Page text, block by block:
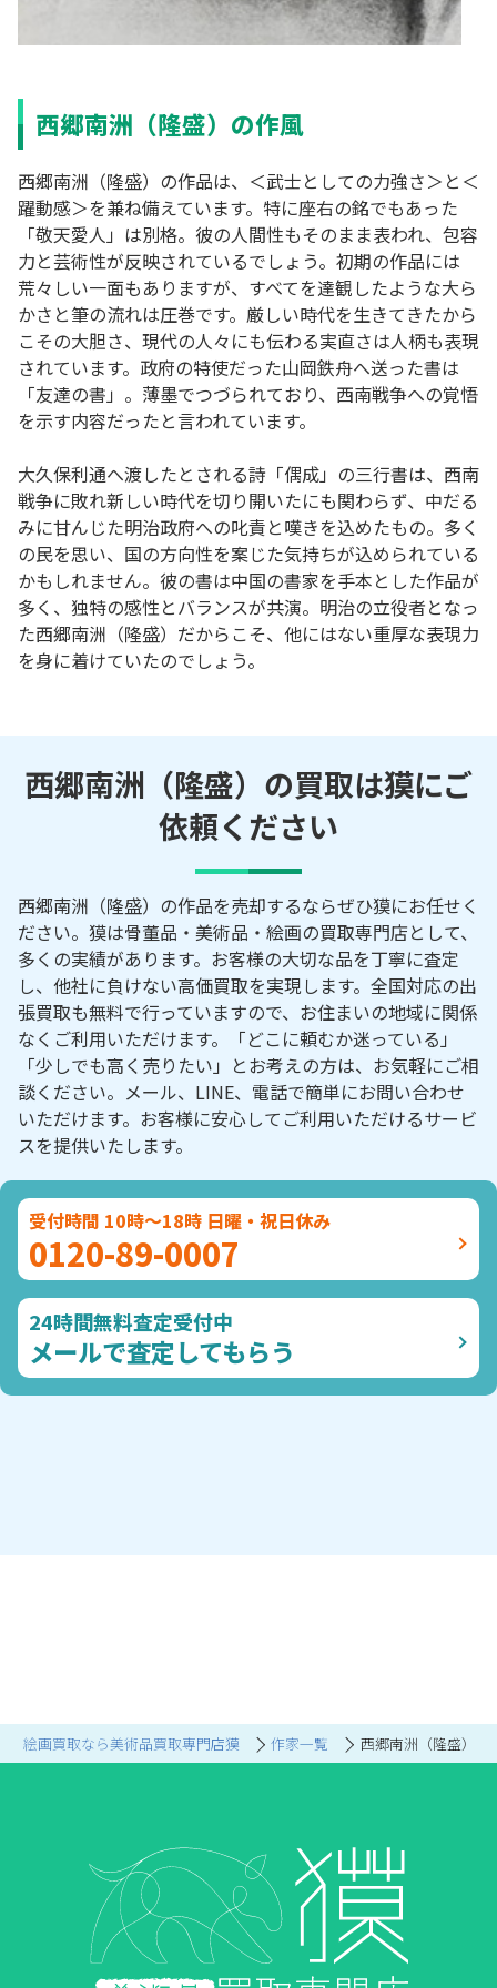
絵画買取なら美術品買取専門店獏 作家一覧 西郷南洲（隆盛）
西郷南洲（隆盛）の作風
西郷南洲（隆盛）の作品は、＜武士としての力強さ＞と＜
躍動感＞を兼ね備えています。特に座右の銘でもあった
「敬天愛人」は別格。彼の人間性もそのまま表われ、包容
力と芸術性が反映されているでしょう。初期の作品には
荒々しい一面もありますが、すべてを達観したような大ら
かさと筆の流れは圧巻です。厳しい時代を生きてきたから
こその大胆さ、現代の人々にも伝わる実直さは人柄も表現
されています。政府の特使だった山岡鉄舟へ送った書は
「友達の書」。薄墨でつづられており、西南戦争への覚悟
を示す内容だったと言われています。
大久保利通へ渡したとされる詩「偶成」の三行書は、西南
戦争に敗れ新しい時代を切り開いたにも関わらず、中だる
みに甘んじた明治政府への叱責と嘆きを込めたもの。多く
の民を思い、国の方向性を案じた気持ちが込められている
かもしれません。彼の書は中国の書家を手本とした作品が
多く、独特の感性とバランスが共演。明治の立役者となっ
た西郷南洲（隆盛）だからこそ、他にはない重厚な表現力
を身に着けていたのでしょう。
西郷南洲（隆盛）の買取は獏にご
依頼ください
西郷南洲（隆盛）の作品を売却するならぜひ獏にお任せく
ださい。獏は骨董品・美術品・絵画の買取専門店として、
多くの実績があります。お客様の大切な品を丁寧に査定
し、他社に負けない高価買取を実現します。全国対応の出
張買取も無料で行っていますので、お住まいの地域に関係
なくご利用いただけます。「どこに頼むか迷っている」
「少しでも高く売りたい」とお考えの方は、お気軽にご相
談ください。メール、LINE、電話で簡単にお問い合わせ
いただけます。お客様に安心してご利用いただけるサービ
スを提供いたします。
受付時間 10時～18時 日曜・祝日休み
0120-89-0007
24時間無料査定受付中
メールで査定してもらう